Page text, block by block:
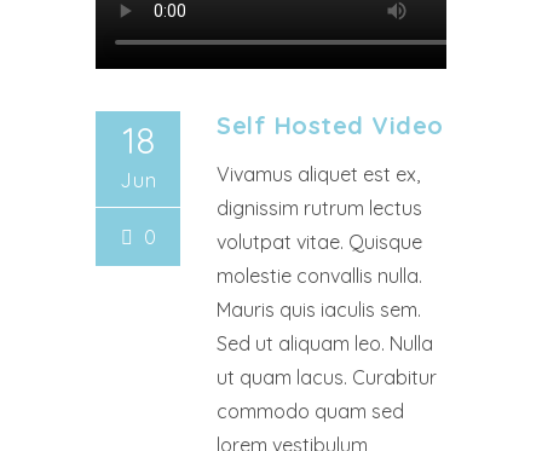
18
Jun
0
Self Hosted Video
Vivamus aliquet est ex,
dignissim rutrum lectus
volutpat vitae. Quisque
molestie convallis nulla.
Mauris quis iaculis sem.
Sed ut aliquam leo. Nulla
ut quam lacus. Curabitur
commodo quam sed
lorem vestibulum